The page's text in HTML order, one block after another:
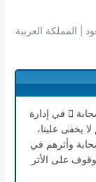
| المملكة العربية
 في إدارة
يخفى علينا،
وأثرهم في
على الأثر